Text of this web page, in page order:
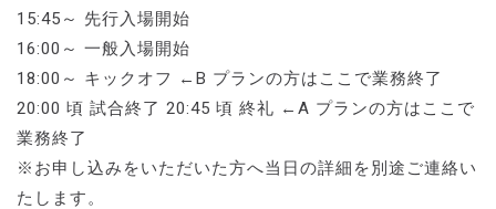
15:45～ 先行入場開始
16:00～ 一般入場開始
18:00～ キックオフ ←B プランの方はここで業務終了
20:00 頃 試合終了 20:45 頃 終礼 ←A プランの方はここで
業務終了
※お申し込みをいただいた方へ当日の詳細を別途ご連絡い
たします。